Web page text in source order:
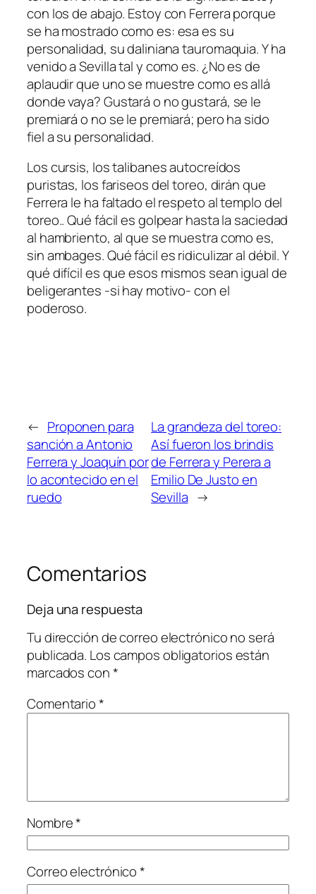
con los de abajo. Estoy con Ferrera porque
se ha mostrado como es: esa es su
personalidad, su daliniana tauromaquia. Y ha
venido a Sevilla tal y como es. ¿No es de
aplaudir que uno se muestre como es allá
donde vaya? Gustará o no gustará, se le
premiará o no se le premiará; pero ha sido
fiel a su personalidad.
Los cursis, los talibanes autocreídos
puristas, los fariseos del toreo, dirán que
Ferrera le ha faltado el respeto al templo del
toreo.. Qué fácil es golpear hasta la saciedad
al hambriento, al que se muestra como es,
sin ambages. Qué fácil es ridiculizar al débil. Y
qué difícil es que esos mismos sean igual de
beligerantes -si hay motivo- con el
poderoso.
← Proponen para
sanción a Antonio
Ferrera y Joaquín por
lo acontecido en el
ruedo
La grandeza del toreo:
Así fueron los brindis
de Ferrera y Perera a
Emilio De Justo en
Sevilla →
Comentarios
Deja una respuesta
Tu dirección de correo electrónico no será
publicada. Los campos obligatorios están
marcados con*
Comentario*
Nombre*
Correo electrónico*